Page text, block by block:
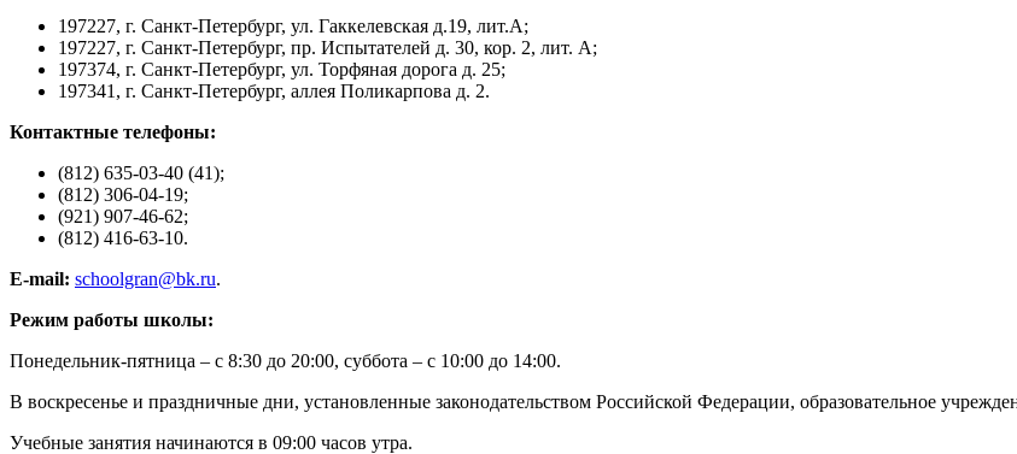
197227, г. Санкт-Петербург, ул. Гаккелевская д.19, лит.А;
197227, г. Санкт-Петербург, пр. Испытателей д. 30, кор. 2, лит. А;
197374, г. Санкт-Петербург, ул. Торфяная дорога д. 25;
197341, г. Санкт-Петербург, аллея Поликарпова д. 2.
Контактные телефоны:
(812) 635-03-40 (41);
(812) 306-04-19;
(921) 907-46-62;
(812) 416-63-10.
E-mail: schoolgran@bk.ru.
Режим работы школы:
Понедельник-пятница – с 8:30 до 20:00, суббота – с 10:00 до 14:00.
В воскресенье и праздничные дни, установленные законодательством Российской Федерации, образовательное
Учебные занятия начинаются в 09:00 часов утра.